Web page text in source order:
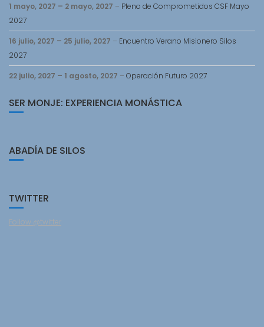
1 mayo, 2027 – 2 mayo, 2027 – Pleno de Comprometidos CSF Mayo
2027
16 julio, 2027 – 25 julio, 2027 – Encuentro Verano Misionero Silos
2027
22 julio, 2027 – 1 agosto, 2027 – Operación Futuro 2027
SER MONJE: EXPERIENCIA MONÁSTICA
ABADÍA DE SILOS
TWITTER
Follow @twitter